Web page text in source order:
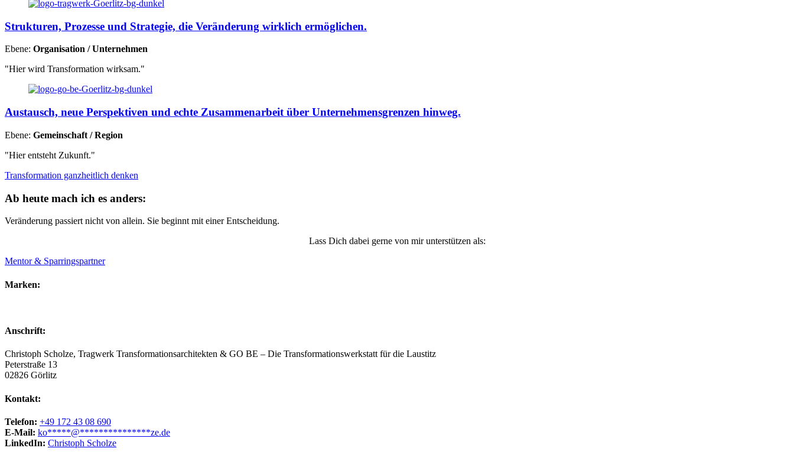
Strukturen, Prozesse und Strategie, die Veränderung wirklich ermöglichen.
Ebene: Organisation / Unternehmen
"Hier wird Transformation wirksam."
Austausch, neue Perspektiven und echte Zusammenarbeit über Unternehmensgrenzen hinweg.
Ebene: Gemeinschaft / Region
"Hier entsteht Zukunft."
Transformation ganzheitlich denken
Ab heute mach ich es anders:
Veränderung passiert nicht von allein. Sie beginnt mit einer Entscheidung.
Lass Dich dabei gerne von mir unterstützen als:
Mentor & Sparringspartner
Marken:
Anschrift:
Christoph Scholze, Tragwerk Transformationsarchitekten & GO BE – Die Transformationswerkstatt für die Laustitz
Peterstraße 13
02826 Görlitz
Kontakt:
Telefon: +49 172 43 08 690
E-Mail: ko*****@***************ze.de
LinkedIn: Christoph Scholze